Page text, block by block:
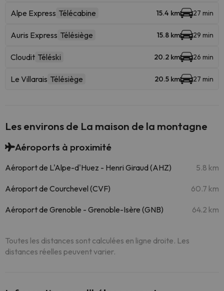
Alpe Express Télécabine 15.4 km 27 min
Auris Express Télésiège 15.8 km 29 min
Cloudit Téléski 20.2 km 26 min
Le Villarais Télésiège 20.5 km 27 min
Les environs de La maison de la montagne
Aéroports à proximité
Aéroport de L'Alpe-d'Huez - Henri Giraud (AHZ) 5.8 km
Aéroport de Courchevel (CVF) 60.7 km
Aéroport de Grenoble - Grenoble-Isère (GNB) 64.2 km
Toutes les distances sont calculées en ligne droite. Les
distances réelles peuvent varier.